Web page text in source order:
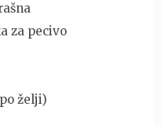
za pecivo
želji)